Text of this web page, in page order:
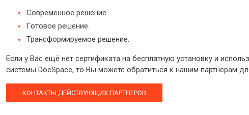
Современное решение.
Готовое решение.
Трансформируемое решение.
Если у Вас ещё нет сертификата на бесплатную установку и
системы DocSpace, то Вы можете обратиться к нашим партнёрам
КОНТАКТЫ ДЕЙСТВУЮЩИХ ПАРТНЕРОВ